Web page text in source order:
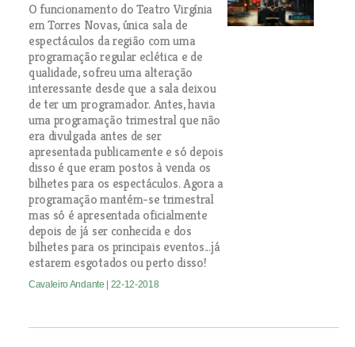
O funcionamento do Teatro Virgínia
em Torres Novas, única sala de
espectáculos da região com uma
programação regular eclética e de
qualidade, sofreu uma alteração
interessante desde que a sala deixou
de ter um programador. Antes, havia
uma programação trimestral que não
era divulgada antes de ser
apresentada publicamente e só depois
disso é que eram postos à venda os
bilhetes para os espectáculos. Agora a
programação mantém-se trimestral
mas só é apresentada oficialmente
depois de já ser conhecida e dos
bilhetes para os principais eventos...já
estarem esgotados ou perto disso!
Cavaleiro Andante | 22-12-2018